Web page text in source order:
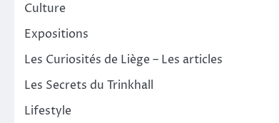
Culture
Expositions
Les Curiosités de Liège – Les articles
Les Secrets du Trinkhall
Lifestyle